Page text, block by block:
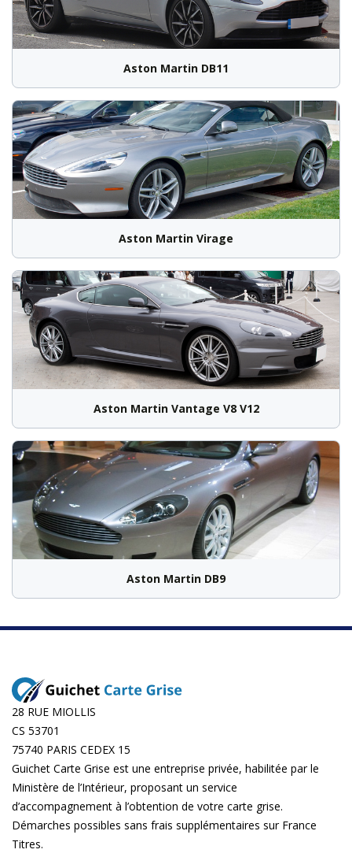
Aston Martin DB11
Aston Martin Virage
Aston Martin Vantage V8 V12
Aston Martin DB9
28 RUE MIOLLIS
CS 53701
75740 PARIS CEDEX 15
Guichet Carte Grise est une entreprise privée, habilitée par le
Ministère de l’Intérieur, proposant un service
d’accompagnement à l’obtention de votre carte grise.
Démarches possibles sans frais supplémentaires sur France
Titres.